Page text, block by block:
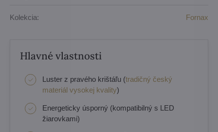
Kolekcia: Fornax
Hlavné vlastnosti
Luster z pravého krištáľu (tradičný český
materiál vysokej kvality)
Energeticky úsporný (kompatibilný s LED
žiarovkami)